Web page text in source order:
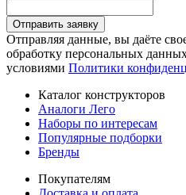
Отправить заявку
Отправляя данные, вы даёте
обработку персональных
условиями Политики
Каталог конструкторов
Аналоги Лего
Наборы по интересам
Популярные подборки
Бренды
Покупателям